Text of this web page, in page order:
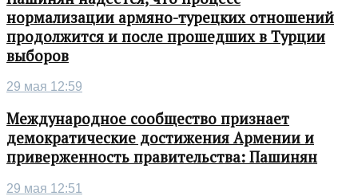
нормализации армяно-турецких отношений
продолжится и после прошедших в Турции
выборов
29 мая 12:59
Международное сообщество признает
демократические достижения Армении и
приверженность правительства: Пашинян
29 мая 12:51